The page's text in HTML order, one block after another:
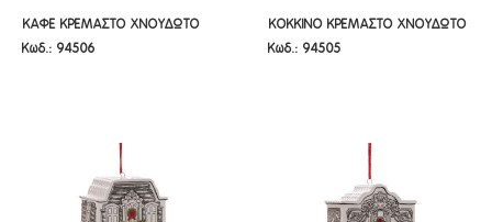
ΚΑΦΕ ΚΡΕΜΑΣΤΟ ΧΝΟΥΔΩΤΟ
ΚΟΥΚΟΥΝΑΡΙ 18ΕΚ
ΚΑΦΕ ΚΡΕΜΑΣΤΟ ΧΝΟΥΔΩΤΟ
ΚΟΥΚΟΥΝΑΡΙ 18ΕΚ
Κωδ.: 94506
ΚΟΚΚΙΝΟ ΚΡΕΜΑΣΤΟ ΧΝΟΥΔΩΤΟ
ΚΟΥΚΟΥΝΑΡΙ 18ΕΚ
ΚΟΚΚΙΝΟ ΚΡΕΜΑΣΤΟ ΧΝΟΥΔΩΤΟ
ΚΟΥΚΟΥΝΑΡΙ 18ΕΚ
Κωδ.: 94505